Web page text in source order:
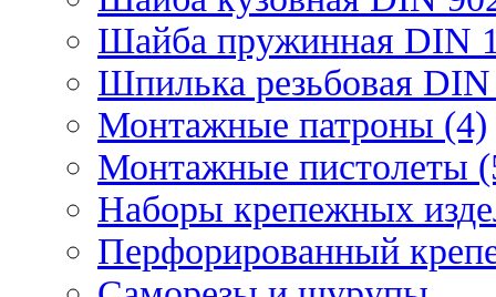
Шайба пружинная DIN
Шпилька резьбовая
Монтажные патроны (4)
Монтажные пистолеты
Наборы крепежных
Перфорированный